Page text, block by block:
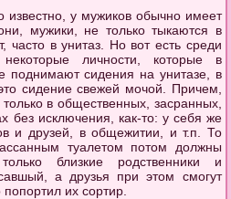
известно, у мужиков обычно имеет
мужики, не только тыкаются в
часто в унитаз. Но вот есть среди
личности, которые в
поднимают сидения на унитазе, в
сидение свежей мочой. Причем,
в общественных, засранных,
без исключения, как-то: у себя же
и друзей, в общежитии, и т.п. То
туалетом потом должны
близкие родственники и
а друзья при этом смогут
попортил их сортир.